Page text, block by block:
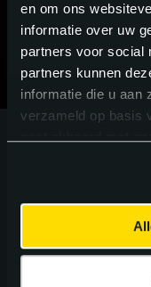
en om ons
informatie over uw
partners voor social
partners kunnen
informatie die u aan
verzameld op basis